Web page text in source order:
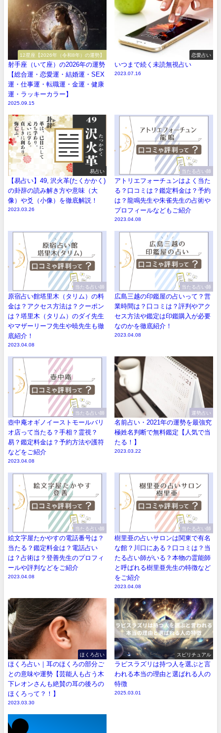
12星座【2026年（令和8年）の運勢】
射手座（いて座）の2026年の運勢
【総合運・恋愛運・結婚運・SEX
運・仕事運・転職運・金運・健康
運・ラッキーカラー】
2025.09.15
恋愛占い
いつまで続く未読無視占い
2023.07.16
易占い
【易占い】49, 沢火革(たくかかく)
の卦辞の読み解き方や意味（大
像）や爻（小像）を徹底解説！
2023.03.26
当たる占い師
アトリエフォーチュンはよく当た
る？口コミは？鑑定料金は？予約
は？龍鳴先生や朱雀先生の占術や
プロフィールなどもご紹介
2023.04.08
当たる占い師
原宿占い館塔里木（タリム）の料
金は？アクセス方法は？クーポン
は？塔里木（タリム）のダイ先生
やマザーリーフ先生や暁先生も徹
底紹介！
2023.04.08
当たる占い師
広島三越の印鑑屋の占いって？営
業時間は？口コミは？評判やアク
セス方法や鑑定は印鑑購入が必要
なのかを徹底紹介！
2023.04.08
当たる占い師
壺中庵オギノイーストモールバリ
オ店って当たる？手相？霊視？
易？鑑定料金は？予約方法や護符
などをご紹介
2023.04.08
運勢占い
名前占い・2021年の運勢を最強究
極姓名判断で無料鑑定【人気で当
たる！】
2023.03.22
当たる占い師
絵文字屋たかやすの電話番号は？
当たる？鑑定料金は？電話占い
は？占術は？登善先生のプロフィ
ールや評判などをご紹介
2023.04.08
当たる占い師
樹里亜の占いサロンは関東で有名
な館？川口にある？口コミは？当
たる占い師がいる？本物の霊能師
と呼ばれる樹里亜先生の特徴など
をご紹介
2023.04.08
ほくろ占い
ほくろ占い｜耳のほくろの部分ご
との意味や運勢【芸能人も占う木
下レオンさんも絶賛の耳の後ろの
ほくろって？！】
2023.03.30
スピリチュアル
ラピスラズリは持つ人を選ぶと言
われる本当の理由と選ばれる人の
特徴
2025.03.01